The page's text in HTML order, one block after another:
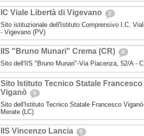
IC Viale Libertà di Vigevano 2
Sito istituzionale dell'Istituto Comprensivo I.C.
- Vigevano (PV)
IIS "Bruno Munari" Crema (CR) 0
Sito dell'IIS "Bruno Munari"-Via Piacenza, 52/A -
Sito Istituto Tecnico Statale Francesco
Viganò
0
Sito dell'Istituto Tecnico Statale Francesco
Merate (LC)
IIS Vincenzo Lancia 0